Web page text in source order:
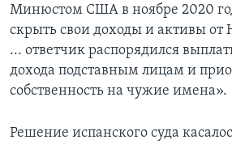
Минюстом США в ноябре 2020
скрыть свои доходы и активы от
... ответчик распорядился
дохода подставным лицам и
собственность на чужие имена».
Решение испанского суда